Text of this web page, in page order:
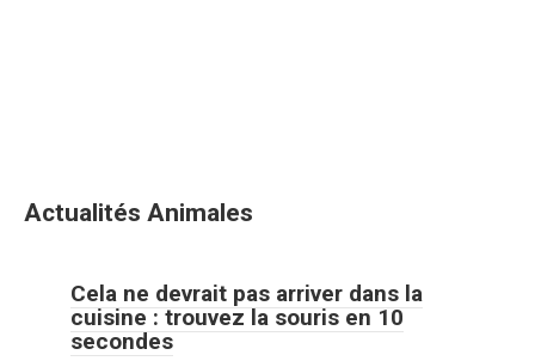
Actualités Animales
Cela ne devrait pas arriver dans la
cuisine : trouvez la souris en 10
secondes